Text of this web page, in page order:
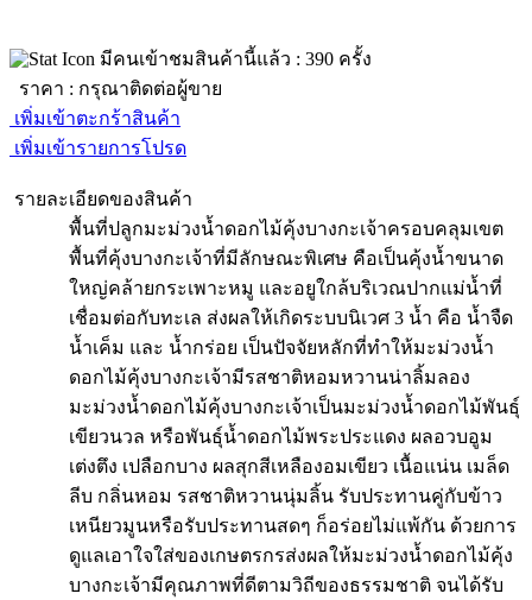
มีคนเข้าชมสินค้านี้แล้ว : 390 ครั้ง
ราคา : กรุณาติดต่อผู้ขาย
เพิ่มเข้าตะกร้าสินค้า
เพิ่มเข้ารายการโปรด
รายละเอียดของสินค้า
พื้นที่ปลูกมะม่วงน้ำดอกไม้คุ้งบางกะเจ้าครอบคลุมเขต
พื้นที่คุ้งบางกะเจ้าที่มีลักษณะพิเศษ คือเป็นคุ้งนํ้าขนาด
ใหญ่คล้ายกระเพาะหมู และอยูใกล้บริเวณปากแม่น้ำที่
เชื่อมต่อกับทะเล ส่งผลให้เกิดระบบนิเวศ 3 นํ้า คือ นํ้าจืด
นํ้าเค็ม และ น้ำกร่อย เป็นปัจจัยหลักที่ทําให้มะม่วงน้ำ
ดอกไม้คุ้งบางกะเจ้ามีรสชาติหอมหวานน่าลิ้มลอง
มะม่วงน้ำดอกไม้คุ้งบางกะเจ้าเป็นมะม่วงน้ำดอกไม้พันธุ์
เขียวนวล หรือพันธุ์น้ำดอกไม้พระประแดง ผลอวบอูม
เต่งตึง เปลือกบาง ผลสุกสีเหลืองอมเขียว เนื้อแน่น เมล็ด
ลีบ กลิ่นหอม รสชาติหวานนุ่มลิ้น รับประทานคู่กับข้าว
เหนียวมูนหรือรับประทานสดๆ ก็อร่อยไม่แพ้กัน ด้วยการ
ดูแลเอาใจใส่ของเกษตรกรส่งผลให้มะม่วงนํ้าดอกไม้คุ้ง
บางกะเจ้ามีคุณภาพที่ดีตามวิถีของธรรมชาติ จนได้รับ